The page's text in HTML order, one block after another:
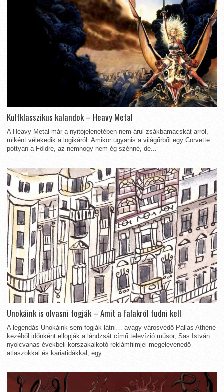
Kultklasszikus kalandok – Heavy Metal
A Heavy Metal már a nyitójelenetében nem árul zsákbamacskát arról,
miként vélekedik a logikáról. Amikor ugyanis a világűrből egy Corvette
pottyan a Földre, az nemhogy nem ég szénné, de...
Unokáink is olvasni fogják – Amit a falakról tudni kell
A legendás Unokáink sem fogják látni… avagy városvédő Pallas Athéné
kezéből időnként ellopják a lándzsát című televízió műsor, Sas István
nyolcvanas évekbeli korszakalkotó reklámfilmjei megelevenedő
atlaszokkal és kariatidákkal, egy...